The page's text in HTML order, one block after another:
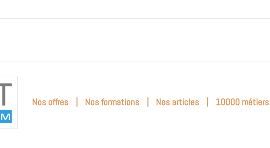
Nos offres | Nos formations | Nos articles | 10000 métiers